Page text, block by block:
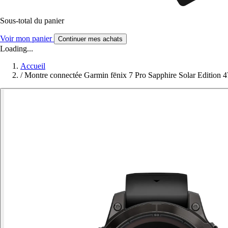
Sous-total du panier
Voir mon panier Continuer mes achats
Loading...
Accueil
/ Montre connectée Garmin fēnix 7 Pro Sapphire Solar Edition